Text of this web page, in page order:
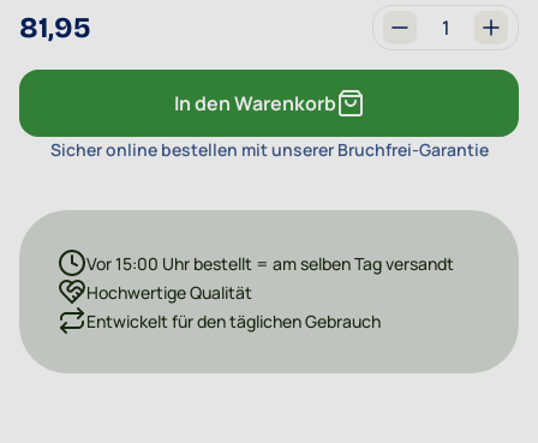
81,95
In den Warenkorb
Sicher online bestellen mit unserer Bruchfrei-Garantie
Vor 15:00 Uhr bestellt = am selben Tag versandt
Hochwertige Qualität
Entwickelt für den täglichen Gebrauch